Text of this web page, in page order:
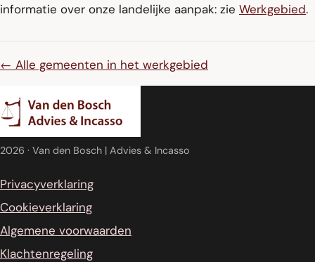
informatie over onze landelijke aanpak: zie Werkgebied.
← Alle gemeenten in het werkgebied
2026 · Van den Bosch | Advies & Incasso
Privacyverklaring
Cookieverklaring
Algemene voorwaarden
Klachtenregeling